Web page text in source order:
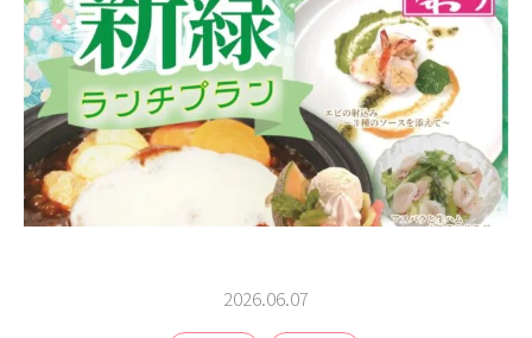
相談窓口
アクセス
お問い合わせ
2026.06.07